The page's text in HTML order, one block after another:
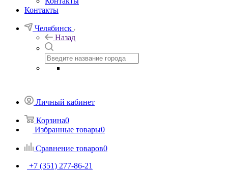
Контакты
Челябинск
Назад
Личный кабинет
Корзина0
Избранные товары0
Сравнение товаров0
+7 (351) 277-86-21